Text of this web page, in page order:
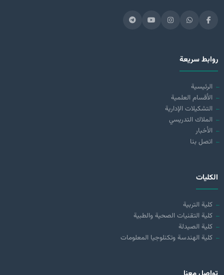
روابط سريعة
الرئيسية
الأقسام العلمية
التشكيلات الإدارية
الملاك التدريسي
الأخبار
اتصل بنا
الكليات
كلية التربية
كلية التقنيات الصحية والطبية
كلية الصيدلة
كلية الهندسة وتكنلوجيا المعلومات